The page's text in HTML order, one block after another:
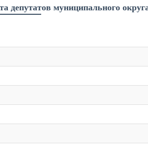
депутатов муниципального